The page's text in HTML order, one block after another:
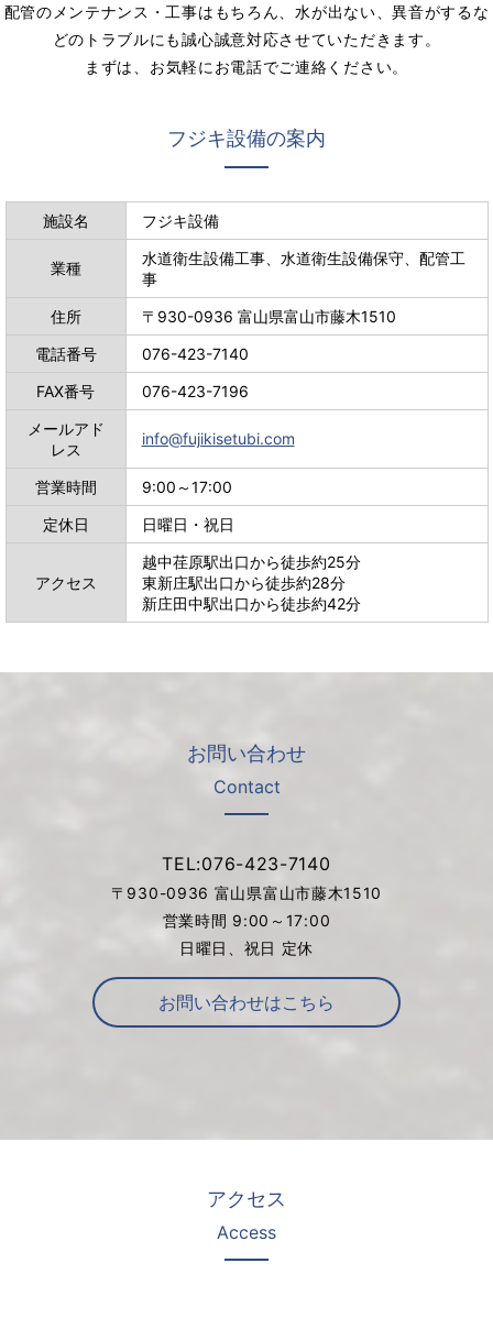
配管のメンテナンス・工事はもちろん、水が出ない、異音がするな
どのトラブルにも誠心誠意対応させていただきます。
まずは、お気軽にお電話でご連絡ください。
フジキ設備の案内
施設名 フジキ設備
業種
水道衛生設備工事、水道衛生設備保守、配管工
事
住所
〒930-0936 富山県富山市藤木1510
電話番号
076-423-7140
FAX番号
076-423-7196
メールアド
レス
info@fujikisetubi.com
営業時間
9:00～17:00
定休日
日曜日・祝日
アクセス
越中荏原駅出口から徒歩約25分
東新庄駅出口から徒歩約28分
新庄田中駅出口から徒歩約42分
お問い合わせ
Contact
TEL:076-423-7140
〒930-0936 富山県富山市藤木1510
営業時間 9:00～17:00
日曜日、祝日 定休
お問い合わせはこちら
アクセス
Access